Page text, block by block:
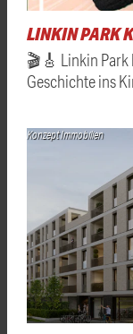
LINKIN PARK
🎬🎸 Linkin Park
Geschichte ins
Konzept Immobilien